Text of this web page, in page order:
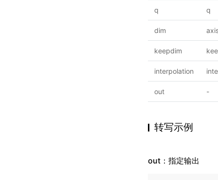
q q
dim
keepdim
interpolation
out -
转写示例
out：指定输出